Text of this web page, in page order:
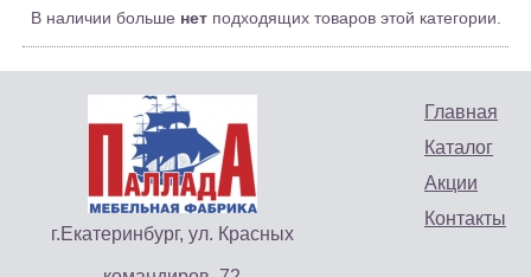
В наличии больше нетподходящих товаров этой категории.
Главная
Каталог
Акции
Контакты
г.Екатеринбург, ул. Красных